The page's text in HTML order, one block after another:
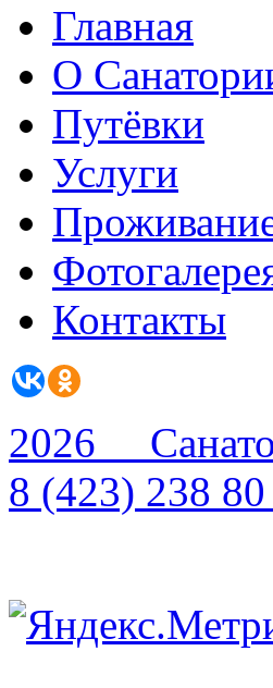
Главная
О
Путёвки
Услуги
Контакты
2026
8 (423) 238